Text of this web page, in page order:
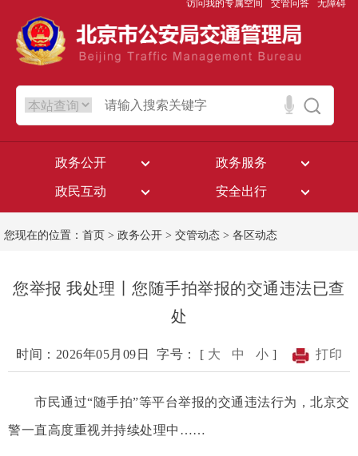
访问我的专属空间 交管问答 无障碍
政务公开 政务服务
政民互动 安全出行
您现在的位置： 首页 > 政务公开 > 交管动态 > 各区动态
您举报 我处理丨您随手拍举报的交通违法已查
处
时间：2026年05月09日 字号： [ 大 中 小 ] 打印
市民通过“随手拍”等平台举报的交通违法行为，北京交
警一直高度重视并持续处理中……